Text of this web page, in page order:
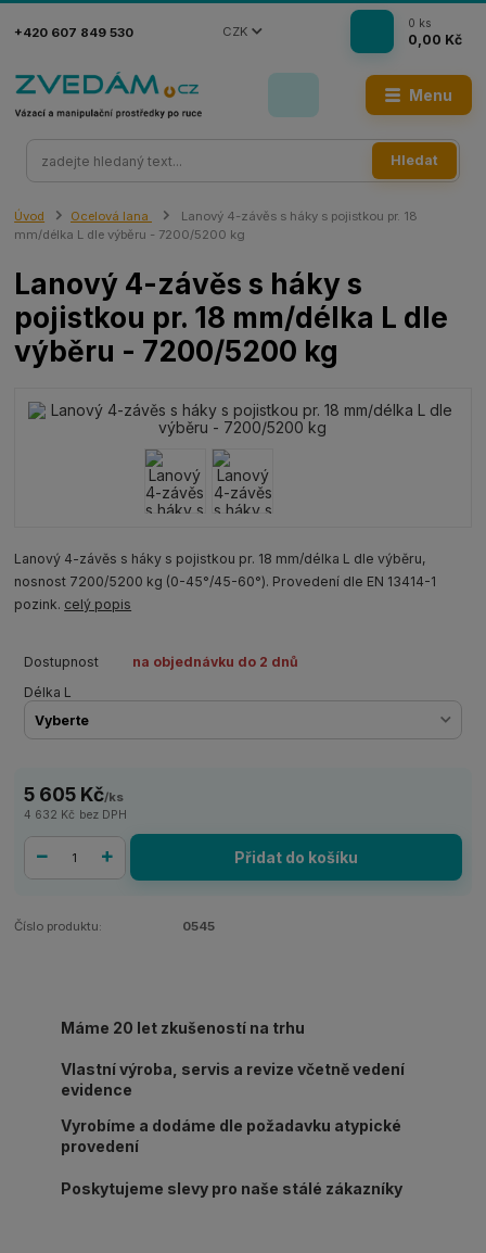
Menu
CZK
Hledat
+420 607 849 530
0 ks
0,00 Kč
Úvod Ocelová lana
Lanový 4-závěs s háky s pojistkou pr. 18
mm/délka L dle výběru - 7200/5200 kg
Lanový 4-závěs s háky s
pojistkou pr. 18 mm/délka L dle
výběru - 7200/5200 kg
Lanový 4-závěs s háky s pojistkou pr. 18 mm/délka L dle výběru,
nosnost 7200/5200 kg (0-45°/45-60°). Provedení dle EN 13414-1
pozink. celý popis
Dostupnost
na objednávku do 2 dnů
Délka L
5 605 Kč/ks
4 632 Kč bez DPH
Přidat do košíku
Číslo produktu: 0545
Máme 20 let zkušeností na trhu
Vlastní výroba, servis a revize včetně vedení
evidence
Vyrobíme a dodáme dle požadavku atypické
provedení
Poskytujeme slevy pro naše stálé zákazníky